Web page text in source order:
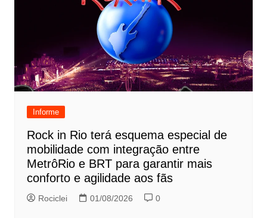
Informe
Rock in Rio terá esquema especial de
mobilidade com integração entre
MetrôRio e BRT para garantir mais
conforto e agilidade aos fãs
Rociclei 01/08/2026 0